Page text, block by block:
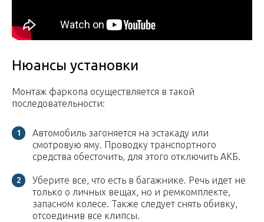
Нюансы установки
Монтаж фаркопа осуществляется в такой
последовательности:
Автомобиль загоняется на эстакаду или
смотровую яму. Проводку транспортного
средства обесточить, для этого отключить АКБ.
Уберите все, что есть в багажнике. Речь идет не
только о личных вещах, но и ремкомплекте,
запасном колесе. Также следует снять обивку,
отсоединив все клипсы.